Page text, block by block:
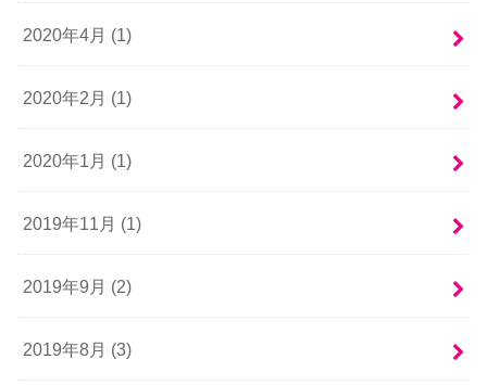
2020年4月 (1)
2020年2月 (1)
2020年1月 (1)
2019年11月 (1)
2019年9月 (2)
2019年8月 (3)